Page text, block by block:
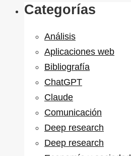
Categorías
Análisis
Aplicaciones web
Bibliografía
ChatGPT
Claude
Comunicación
Deep research
Deep research